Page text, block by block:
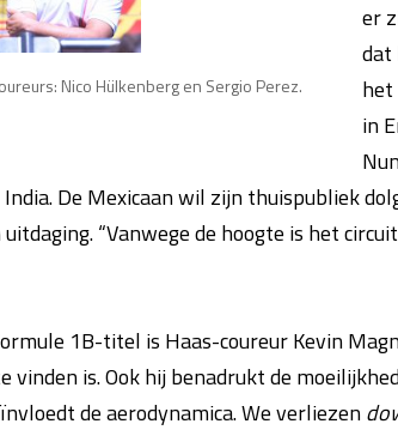
Nico Hülkenberg en Sergio Perez.
er
dat
in
De Mexicaan wil zijn thuispubliek
uitdaging. “Vanwege de hoogte is het
1B-titel is Haas-coureur Kevin
is. Ook hij benadrukt de
de aerodynamica. We verliezen